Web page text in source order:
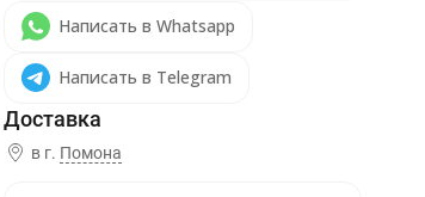
Написать в Whatsapp
Написать в Telegram
в г. Помона